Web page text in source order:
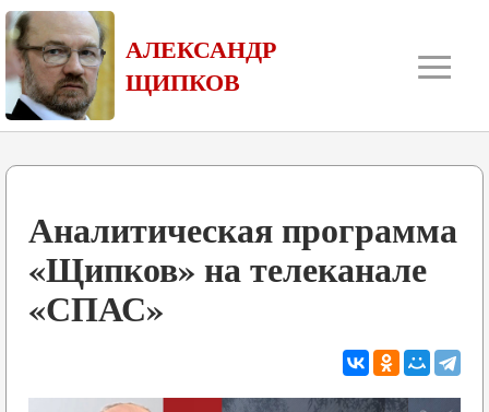
АЛЕКСАНДР
ЩИПКОВ
≡
Аналитическая программа
«Щипков» на телеканале
«СПАС»